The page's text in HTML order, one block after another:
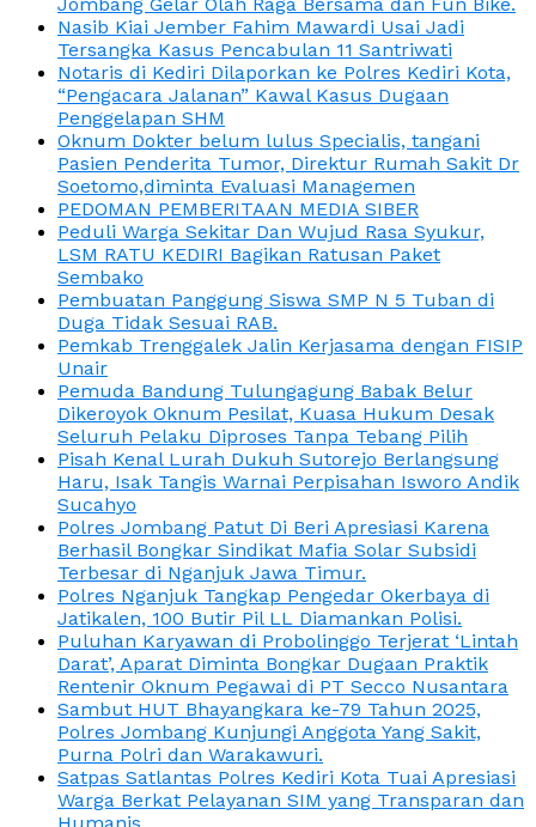
Nasib Kiai Jember Fahim Mawardi Usai Jadi
Tersangka Kasus Pencabulan 11 Santriwati
Notaris di Kediri Dilaporkan ke Polres Kediri Kota,
“Pengacara Jalanan” Kawal Kasus Dugaan
Penggelapan SHM
Oknum Dokter belum lulus Specialis, tangani
Pasien Penderita Tumor, Direktur Rumah Sakit Dr
Soetomo,diminta Evaluasi Managemen
PEDOMAN PEMBERITAAN MEDIA SIBER
Peduli Warga Sekitar Dan Wujud Rasa Syukur,
LSM RATU KEDIRI Bagikan Ratusan Paket
Sembako
Pembuatan Panggung Siswa SMP N 5 Tuban di
Duga Tidak Sesuai RAB.
Pemkab Trenggalek Jalin Kerjasama dengan FISIP
Unair
Pemuda Bandung Tulungagung Babak Belur
Dikeroyok Oknum Pesilat, Kuasa Hukum Desak
Seluruh Pelaku Diproses Tanpa Tebang Pilih
Pisah Kenal Lurah Dukuh Sutorejo Berlangsung
Haru, Isak Tangis Warnai Perpisahan Isworo Andik
Sucahyo
Polres Jombang Patut Di Beri Apresiasi Karena
Berhasil Bongkar Sindikat Mafia Solar Subsidi
Terbesar di Nganjuk Jawa Timur.
Polres Nganjuk Tangkap Pengedar Okerbaya di
Jatikalen, 100 Butir Pil LL Diamankan Polisi.
Puluhan Karyawan di Probolinggo Terjerat ‘Lintah
Darat’, Aparat Diminta Bongkar Dugaan Praktik
Rentenir Oknum Pegawai di PT Secco Nusantara
Sambut HUT Bhayangkara ke-79 Tahun 2025,
Polres Jombang Kunjungi Anggota Yang Sakit,
Purna Polri dan Warakawuri.
Satpas Satlantas Polres Kediri Kota Tuai Apresiasi
Warga Berkat Pelayanan SIM yang Transparan dan